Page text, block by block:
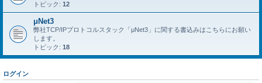
トピック: 12
μNet3
弊社TCP/IPプロトコルスタック「μNet3」に関する書込みはこちらにお願い
します。
トピック: 18
ログイン